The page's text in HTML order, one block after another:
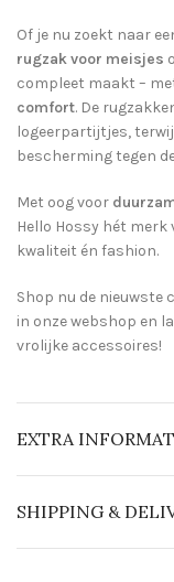
Of je nu zoekt naar
rugzak voor meisjes
compleet maakt –
comfort. De
logeerpartijtjes,
bescherming tegen
Met oog voor
Hello Hossy hét merk
kwaliteit én fashion.
Shop nu de nieuwste
in onze webshop en
vrolijke accessoires!
EXTRA
SHIPPING &